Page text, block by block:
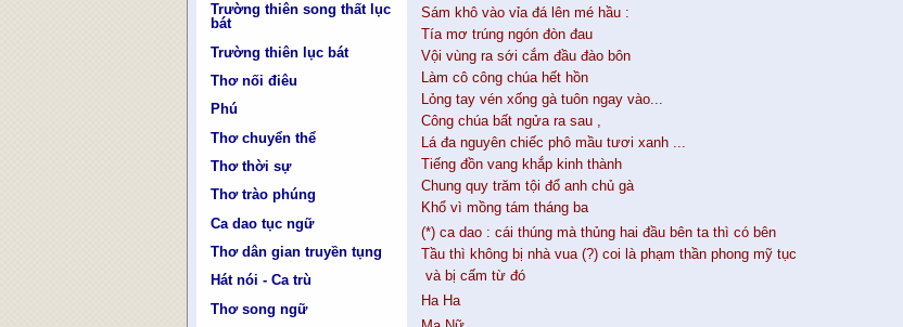
Trường thiên song thất lục
bát
Trường thiên lục bát
Thơ nối điêu
Phú
Thơ chuyển thể
Thơ thời sự
Thơ trào phúng
Ca dao tục ngữ
Thơ dân gian truyền tụng
Hát nói - Ca trù
Thơ song ngữ
Sám khô vào vỉa đá lên mé hầu :
Tía mơ trúng ngón đòn đau
Vội vùng ra sới cắm đầu đào bôn
Làm cô công chúa hết hồn
Lỏng tay vén xống gà tuôn ngay vào...
Công chúa bất ngửa ra sau ,
Lá đa nguyên chiếc phô mầu tươi xanh ...
Tiếng đồn vang khắp kinh thành
Chung quy trăm tội đổ anh chủ gà
Khổ vì mồng tám tháng ba
(*) ca dao : cái thúng mà thủng hai đầu bên ta thì có bên
Tầu thì không bị nhà vua (?) coi là phạm thần phong mỹ tục
và bị cấm từ đó
Ha Ha